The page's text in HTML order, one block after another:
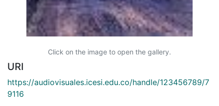
Click on the image to open the gallery.
URI
https://audiovisuales.icesi.edu.co/handle/123456789/7
9116